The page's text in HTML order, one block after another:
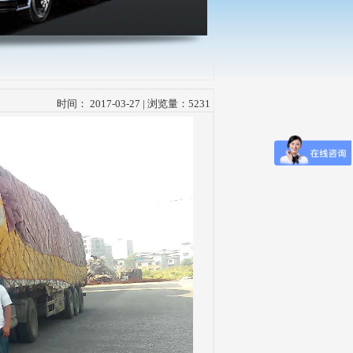
时间： 2017-03-27 | 浏览量：5231